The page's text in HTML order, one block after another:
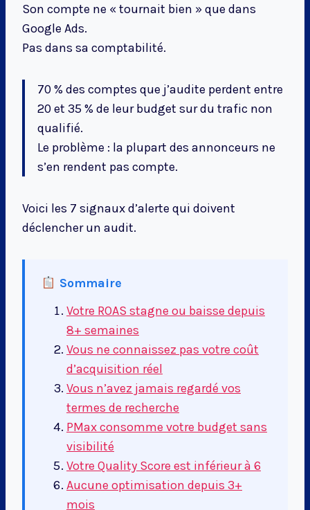
Son compte ne « tournait bien » que dans
Google Ads.
Pas dans sa comptabilité.
70 % des comptes que j’audite perdent entre
20 et 35 % de leur budget sur du trafic non
qualifié.
Le problème : la plupart des annonceurs ne
s’en rendent pas compte.
Voici les 7 signaux d’alerte qui doivent
déclencher un audit.
Sommaire
Votre ROAS stagne ou baisse depuis
8+ semaines
Vous ne connaissez pas votre coût
d’acquisition réel
Vous n’avez jamais regardé vos
termes de recherche
PMax consomme votre budget sans
visibilité
Votre Quality Score est inférieur à 6
Aucune optimisation depuis 3+
mois